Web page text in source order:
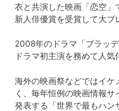
衣と共演した映画「恋空」
新人俳優賞を受賞して大ブ
2008年のドラマ「ブラッ
ドラマ初主演を務めて人気
海外の映画祭などではイケ
く、毎年恒例の映画情報
発表する「世界で最もハン